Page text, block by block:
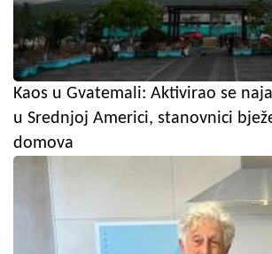
Kaos u Gvatemali: Aktivirao se
u Srednjoj Americi, stanovnici
domova